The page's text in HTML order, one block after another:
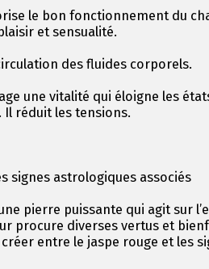
le bon fonctionnement du
et sensualité.
des fluides corporels.
une vitalité qui éloigne les
Il réduit les tensions.
signes astrologiques associés
pierre puissante qui agit sur
procure diverses vertus et
entre le jaspe rouge et les